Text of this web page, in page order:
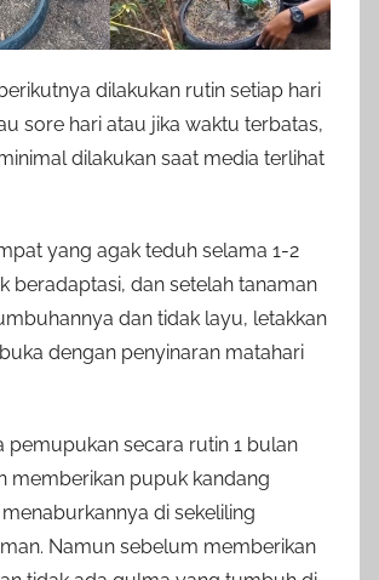
dilakukan rutin setiap hari
sore hari atau jika waktu terbatas,
dilakukan saat media terlihat
yang agak teduh selama 1-2
beradaptasi, dan setelah tanaman
dan tidak layu, letakkan
dengan penyinaran matahari
pemupukan secara rutin 1 bulan
memberikan pupuk kandang
di sekeliling
Namun sebelum memberikan